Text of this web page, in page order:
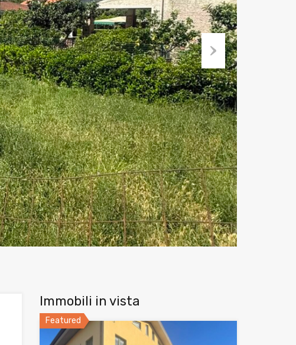
Next
Immobili in vista
Featured